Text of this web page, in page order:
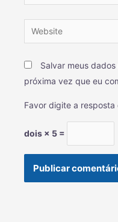
Salvar meus
próxima vez que eu
Favor digite a resposta
dois × 5 =